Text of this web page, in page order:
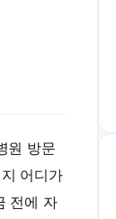
원 방문
어디가
전에 자